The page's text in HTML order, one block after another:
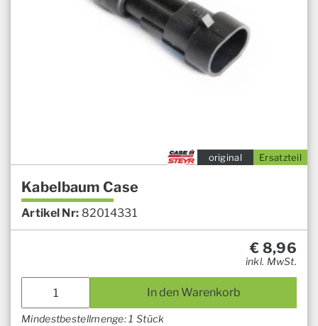
Ersatzteil
original
Kabelbaum Case
Artikel Nr: 82014331
€ 8,96
inkl. MwSt.
In den Warenkorb
Mindestbestellmenge: 1 Stück